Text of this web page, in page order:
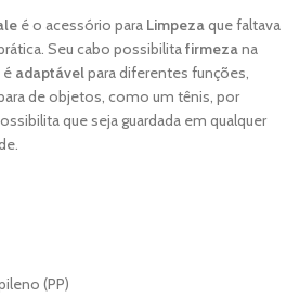
é o acessório para Limpezaque faltava
Seu cabo possibilitafirmeza na
é adaptável para diferentes funções,
de objetos, como um tênis, por
que seja guardada em qualquer
(PP)